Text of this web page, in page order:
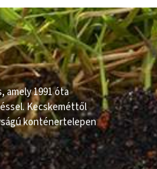
amely 1991 óta
Kecskeméttől
konténertelepen